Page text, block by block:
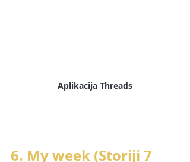
Aplikacija Threads
6. My week (Storiji 7